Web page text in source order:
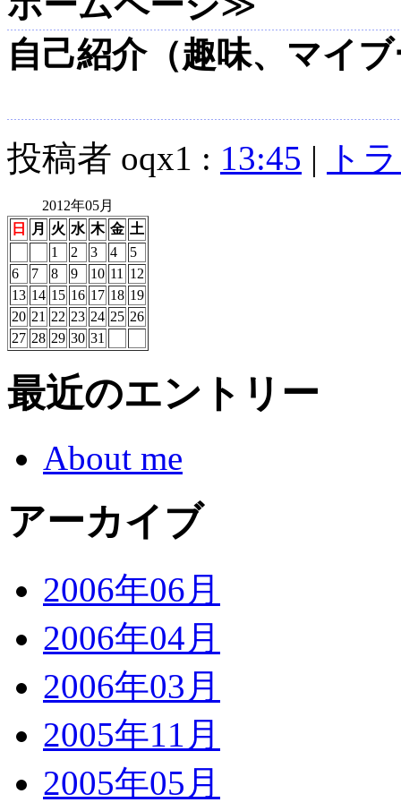
自己紹介（趣味、マイ
投稿者 oqx1 : 13:45 | ト
2012年05月
日
月 火 水 木 金 土
1
2 3 4
5
6
7 8 9 10 11
12
13 14 15 16 17 18 19
20 21 22 23 24 25 26
27 28 29 30 31
最近のエントリー
About me
アーカイブ
2006年06月
2006年04月
2006年03月
2005年11月
2005年05月